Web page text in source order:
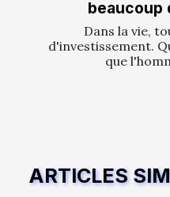
beaucoup
Dans la vie,
d'investissement.
que
ARTICLES